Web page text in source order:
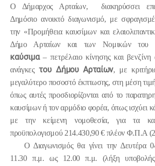
Ο Δήμαρχος Αρταίων,
διακηρύσσει
Δημόσιο ανοικτό διαγωνισμό, με
την «Προμήθεια καυσίμων και
Δήμο Αρταίων και των Νομικών του
καύσιμα– πετρέλαιο κίνησης και
ανάγκεςτου Δήμου Αρταίων, με
μεγαλύτερο ποσοστό έκπτωσης, στη μέση
όπως αυτές προσδιορίζονται από το
καυσίμων ή τον αρμόδιο φορέα, όπως ισχύει
με την κείμενη νομοθεσία, για τα
προϋπολογισμού 214.430,90 € πλέον Φ.Π.Α
Ο Διαγωνισμός θα γίνει την Δευτέρα
11.30 π.μ. ως 12.00 π.μ. (λήξη